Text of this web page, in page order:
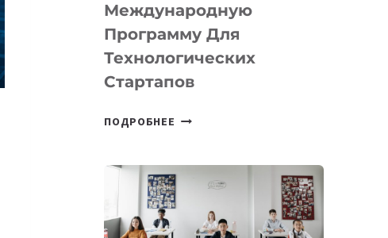
IT-
ПРЕДПРИНИМАТЕЛЬСТВО
Международную
Программу Для
Технологических
Стартапов
ПОДРОБНЕЕ ОТКРЫТ
DEAL
VELOCITY